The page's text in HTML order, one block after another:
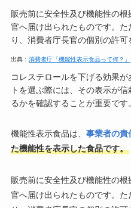
販売前に安全性及び機能性の
官へ届け出られたものです。
り、消費者庁長官の個別の許可
出典： 消費者庁「機能性表示食品って何？」
コレステロールを下げる効果
トを選ぶ際には、その表示が
るかを確認することが重要です。
機能性表示食品は、 事業者の責
た機能性を表示した食品です。
販売前に安全性及び機能性の
官へ届け出られたものです。